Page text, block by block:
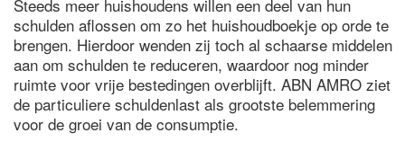
Steeds meer huishoudens willen een deel van hun
schulden aflossen om zo het huishoudboekje op orde te
brengen. Hierdoor wenden zij toch al schaarse middelen
aan om schulden te reduceren, waardoor nog minder
ruimte voor vrije bestedingen overblijft. ABN AMRO ziet
de particuliere schuldenlast als grootste belemmering
voor de groei van de consumptie.